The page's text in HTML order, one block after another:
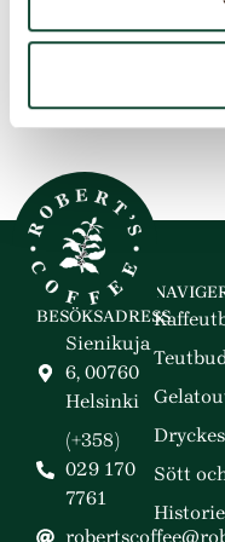
HITTA
BESÖKSADRESS
Sienikuja
6, 00760
Helsinki
(+358)
029 170
7761
Sött